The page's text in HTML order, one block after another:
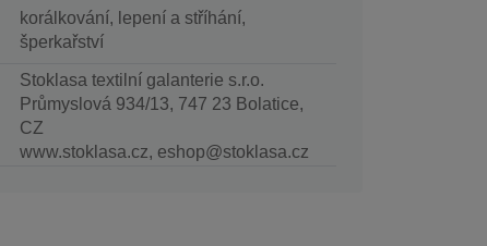
korálkování, lepení a stříhání,
šperkařství
Stoklasa textilní galanterie s.r.o.
Průmyslová 934/13, 747 23 Bolatice,
CZ
www.stoklasa.cz, eshop@stoklasa.cz